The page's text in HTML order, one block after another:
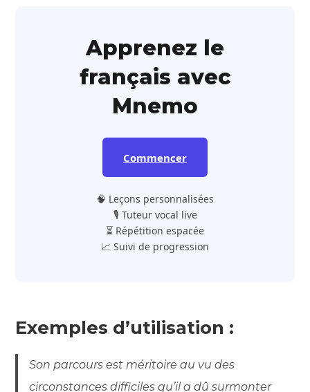
Apprenez le
français avec
Mnemo
Commencer
🧠 Leçons personnalisées
🎙️ Tuteur vocal live
⏳ Répétition espacée
📈 Suivi de progression
Exemples d’utilisation :
Son parcours est méritoire au vu des
circonstances difficiles qu’il a dû surmonter